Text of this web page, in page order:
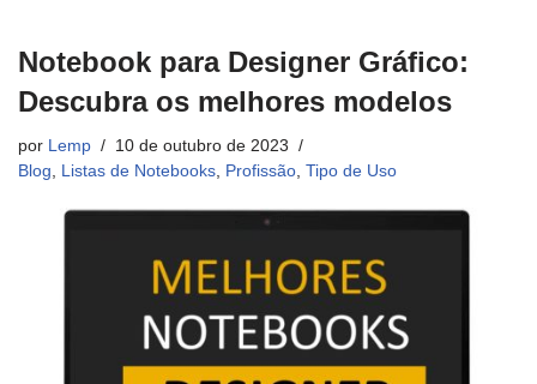
Notebook para Designer Gráfico:
Descubra os melhores modelos
por Lemp
10 de outubro de 2023
Blog
Listas de Notebooks Profissão Tipo de Uso